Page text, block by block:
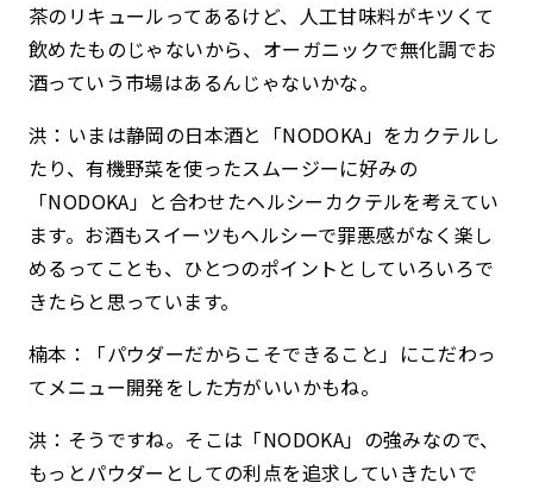
茶のリキュールってあるけど、人工甘味料がキツくて
飲めたものじゃないから、オーガニックで無化調でお
酒っていう市場はあるんじゃないかな。
洪：いまは静岡の日本酒と「NODOKA」をカクテルし
たり、有機野菜を使ったスムージーに好みの
「NODOKA」と合わせたヘルシーカクテルを考えてい
ます。お酒もスイーツもヘルシーで罪悪感がなく楽し
めるってことも、ひとつのポイントとしていろいろで
きたらと思っています。
楠本：「パウダーだからこそできること」にこだわっ
てメニュー開発をした方がいいかもね。
洪：そうですね。そこは「NODOKA」の強みなので、
もっとパウダーとしての利点を追求していきたいで